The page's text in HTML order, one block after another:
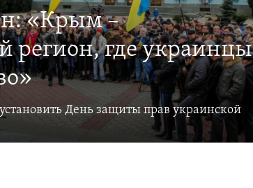
«Крым –
регион, где украинцы
День защиты прав украинской